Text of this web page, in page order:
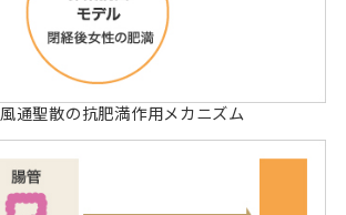
通聖散の抗肥満作用メカニズム